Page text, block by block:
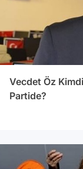
Vecdet Öz
Partide?